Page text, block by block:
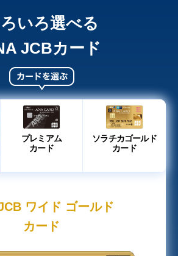
いろ選べる
JCBカード
プレミアム
カード
ソラチカゴールド
カード
ワイド ゴールド
カード